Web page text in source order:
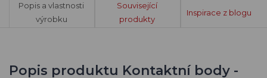
Popis a vlastnosti
výrobku
Související
produkty
Inspirace z blogu
Popis produktu Kontaktní body -